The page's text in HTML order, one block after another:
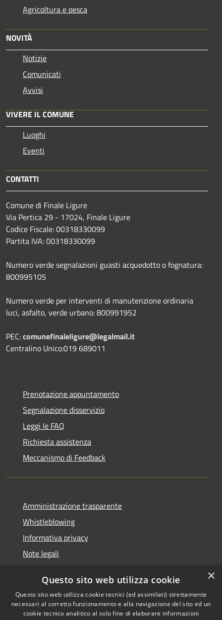
Agricoltura e pesca
NOVITÀ
Notizie
Comunicati
Avvisi
VIVERE IL COMUNE
Luoghi
Eventi
CONTATTI
Comune di Finale Ligure
Via Pertica 29 - 17024, Finale Ligure
Codice Fiscale: 00318330099
Partita IVA: 00318330099
Numero verde segnalazioni guasti acquedotto o fognatura:
800995105
Numero verde per interventi di manutenzione ordinaria
luci, asfalto, verde urbano: 800991952
PEC:comunefinaleligure@legalmail.it
Centralino Unico:019 689011
Prenotazione appuntamento
Segnalazione disservizio
Leggi le FAQ
Richiesta assistenza
Meccanismo di Feedback
Amministrazione trasparente
Whistleblowing
Informativa privacy
Note legali
Segnalazioni di inaccessibilità
×
Questo sito web utilizza cookie
Questo sito web utilizza cookie tecnici (ed assimilati) strettamente
necessari al corretto funzionamento e alla navigazione del sito ed un
cookie tecnico analitico al solo fine di elaborare informazioni